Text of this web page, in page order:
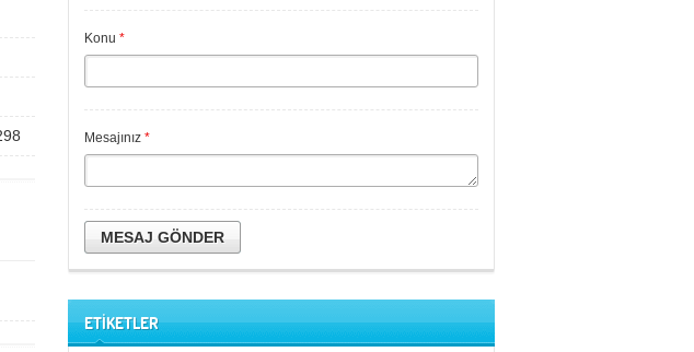
Konu *
Mesajınız *
MESAJ GÖNDER
ETİKETLER